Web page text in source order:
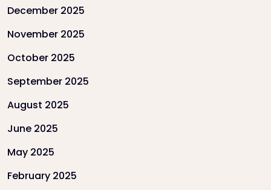
December 2025
November 2025
October 2025
September 2025
August 2025
June 2025
May 2025
February 2025